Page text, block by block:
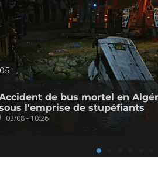
de bus mortel en
l'emprise de stupéfiants
03/08 - 10:26